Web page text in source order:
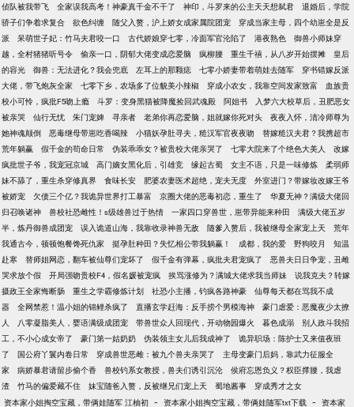
侦队被我带飞
全家误我高考！神豪真千金不干了 神印，斗罗来的公主天天想弑君
退婚后，学院
骄子们争着求复合
欲色纠缠 随父入赘，沪上娇女成家属院团宠
穿成当家主母，四个幼崽全是反
派
呆萌世子妃：竹马夫君咬一口 古代娇娘穿七零，冷面军官沦陷了 港夜熟色
御兽小师妹穿
越，全村猪猪听号令
偷亲一口，阴郁大佬变成恋爱脑 疯柳腰 重生千禧，从八岁开始摆摊
皇后
的容光
御兽：无法进化？我会兜底 左耳上的那颗痣 七零小娇妻带着萌娃去随军
穿书错嫁反派
大佬，带飞炮灰全家
七零下乡，农场多了位貌美小辣椒 穿成小农女，我靠空间发家致富
血族贵
校小可怜，疯批F5吻上瘾
斗罗：变身黑猫被降魔捡回武魂殿 阿姐书
入梦六大校草后，丑肥恶女
被亲哭
仙行无忧 朱门宠婢 寻亲者 老弟你再恋爱脑，姐就嫁你死对头
夜夜入怀，清冷师尊为
她神魂颠倒
恶毒继母带崽吃香喝辣 小猫妖孕肚寻夫，糙汉军官夜夜吻
替嫁糙汉夫君？我携超市
荒年躺赢
假千金的苟命日常 伪装乖乖女？被贵校大佬亲哭了 七零大院来了个绝色大美人
改嫁
疯批世子爷，我宠冠京城
高门嫡女黑化后，引雄竞 缘起古蜀 女主不语，只是一味修炼
柔弱师
妹不舔了，重生杀穿修真界
食味长安 肥婆农妻医术超绝，宠夫无度
外室进门？带嫁妆改嫁王爷
被娇宠
欠债三个亿？我诡异世界打工暴富 京圈大佬的恶毒初恋，重生了
华夏无神？满级大佬回
归召唤诸神
兽校社恐雌性！s级雄兽过于热情 一家四口穿兽世，崽带异能来种田
满级大佬五岁
半，炼丹御兽成团宠
误入诡道山海，我靠收录神兽无敌 随爹入赘后，我被继母全家宠上天
荒年
我通古今，顿顿饱餐馋死仇家
挺孕肚种田？失忆相公带我躺赢！ 成都，我的爱 野狗咬月
知温
赴寒
替师姐网恋，翻车被仙尊们宠坏了 假千金有弹幕，疯批夫君宠疯了
恶兽夫日日争宠，丑雌
哭求放个假
开局强吻贵校F4，假名媛被宠疯 挨骂涨修为？满城大佬求我当师妹
说我克夫？转嫁
摄政王全家悔断肠
重生之学霸修炼计划 社恐小主播，钓疯各路神豪
仙尊每天都在骂我不成
器
全网禁惹！温小姐的锦鲤杀疯了 直播玄学赶海：反手捞个男模海神
豪门虐爱：恶魔夜少太撩
人
八零凝脂美人，婴语满级成团宠 带兽世众人回现代，开动物园爆火 暮色成溺
别人政斗我招
工，不小心成女帝了
豪门第一姑奶奶 伪装领主女儿后我成神了
诡异职场：陈护士又来值夜班
了
国公府丫鬟内卷日常 穿成兽世恶雌：被九个兽夫亲哭了
主母变豪门后妈，靠武力征服全
家
病娇暴君请留步偷个香 兽校钓系女教授，兽夫们诱引沉沦
侯府忘恩负义？权臣撑腰，我虐
渣
竹马的偏爱藏不住 妹宝随爸入赘，反被继兄们宠上天 蜀地酱事
穿成秀才之女
资本家小姐掏空宝藏，带俩娃随军 江柚初 - 资本家小姐掏空宝藏，带俩娃随军txt下载 - 资本家